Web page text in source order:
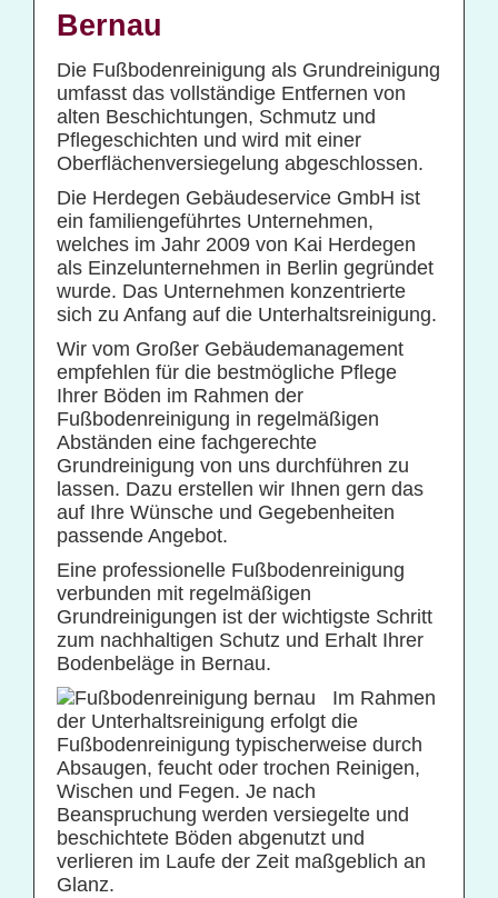
Fassadenreinigung und Denkmalpflege
Fensterreinigung
Fitnessstudioreinigung
Glas- und Glasfassadenreinigung
Großküchenreinigung
Grundreinigung
Industriereinigung
Kino- und Theatersaalreinigung
Kitareinigung
Praxisreinigung
Privathaushaltsreinigung
Restaurantreinigung
Schulreinigung
Teppichbodenreinigung
Unterhaltsreinigung
Veranstaltungsreinigung
Verkehrs- und Grauflächenreinigung
Verkehrsmittelreinigung
Hausmeisterservice
Grünflächenpflege
Bernau
Die Fußbodenreinigung als Grundreinigung
umfasst das vollständige Entfernen von
alten Beschichtungen, Schmutz und
Pflegeschichten und wird mit einer
Oberflächenversiegelung abgeschlossen.
Die Herdegen Gebäudeservice GmbH ist
ein familiengeführtes Unternehmen,
welches im Jahr 2009 von Kai Herdegen
als Einzelunternehmen in Berlin gegründet
wurde. Das Unternehmen konzentrierte
sich zu Anfang auf die Unterhaltsreinigung.
Wir vom Großer Gebäudemanagement
empfehlen für die bestmögliche Pflege
Ihrer Böden im Rahmen der
Fußbodenreinigung in regelmäßigen
Abständen eine fachgerechte
Grundreinigung von uns durchführen zu
lassen. Dazu erstellen wir Ihnen gern das
auf Ihre Wünsche und Gegebenheiten
passende Angebot.
Eine professionelle Fußbodenreinigung
verbunden mit regelmäßigen
Grundreinigungen ist der wichtigste Schritt
zum nachhaltigen Schutz und Erhalt Ihrer
Bodenbeläge in Bernau.
Im Rahmen
der Unterhaltsreinigung erfolgt die
Fußbodenreinigung typischerweise durch
Absaugen, feucht oder trochen Reinigen,
Wischen und Fegen. Je nach
Beanspruchung werden versiegelte und
beschichtete Böden abgenutzt und
verlieren im Laufe der Zeit maßgeblich an
Glanz.